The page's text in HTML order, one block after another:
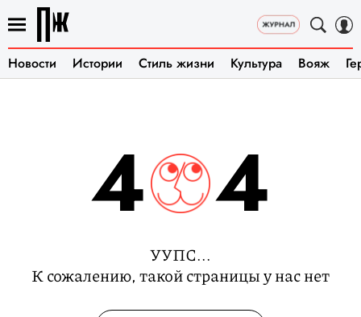
Новости Истории Стиль жизни Культура Вояж
4 4
УУПС...
К сожалению, такой страницы у нас нет